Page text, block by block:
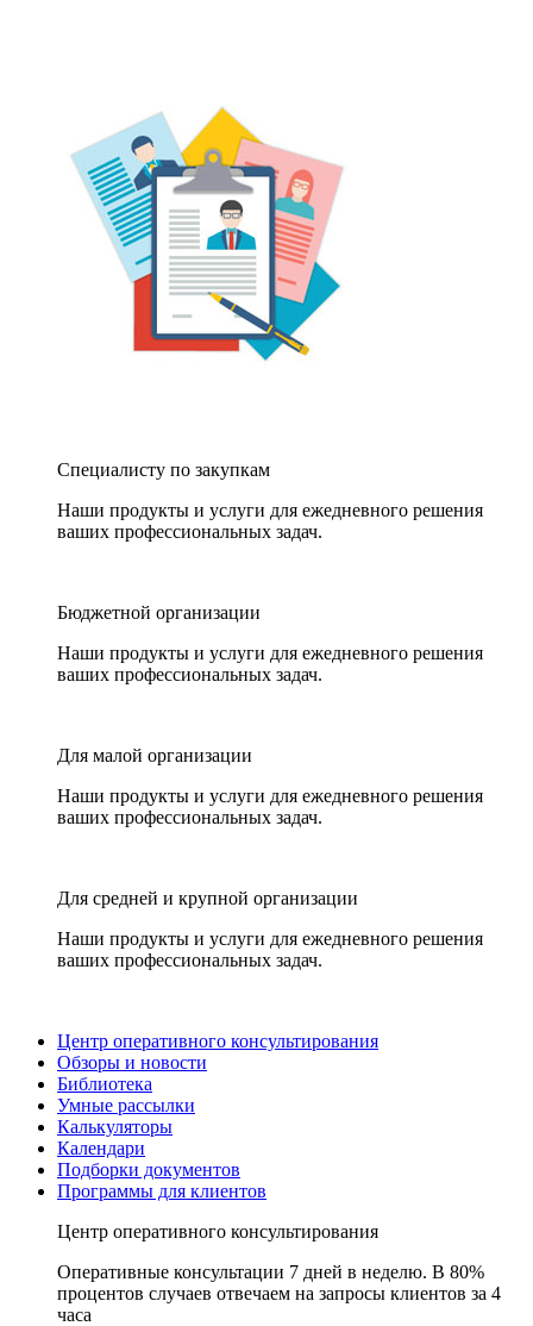
Специалисту по закупкам
Наши продукты и услуги для ежедневного решения
ваших профессиональных задач.
Бюджетной организации
Наши продукты и услуги для ежедневного решения
ваших профессиональных задач.
Для малой организации
Наши продукты и услуги для ежедневного решения
ваших профессиональных задач.
Для средней и крупной организации
Наши продукты и услуги для ежедневного решения
ваших профессиональных задач.
Центр оперативного консультирования
Обзоры и новости
Библиотека
Умные рассылки
Калькуляторы
Календари
Подборки документов
Программы для клиентов
Центр оперативного консультирования
Оперативные консультации 7 дней в неделю. В 80%
процентов случаев отвечаем на запросы клиентов за 4
часа